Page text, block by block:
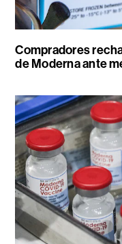
Compradores
de Moderna ante